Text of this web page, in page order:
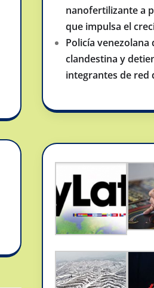
nanofertilizante a
que impulsa el
Policía venezolana
clandestina y
integrantes de red